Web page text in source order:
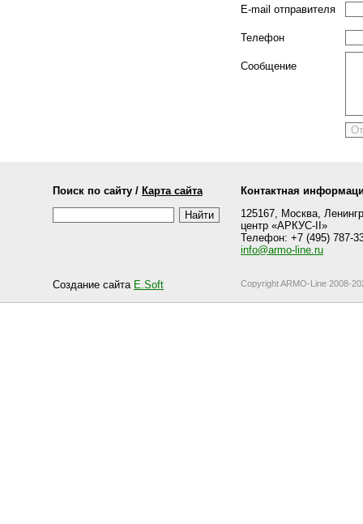
E-mail отправителя
Телефон
Сообщение
Поиск по сайту / Карта сайта
Контактная
125167, Москва,
центр «АРКУС-II»
Телефон: +7 (495) 787-
info@armo-line.ru
Создание сайта E.Soft Copyright ARMO-Line 2008-